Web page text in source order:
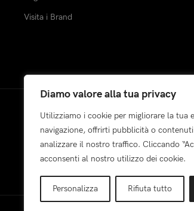
Diamo valore alla tua privacy
Utilizziamo i cookie per migliorare la tua
navigazione, offrirti pubblicità o
analizzare il nostro traffico. Cliccando
acconsenti al nostro utilizzo dei cookie.
Personalizza Rifiuta tutto
Visita i Brand
Pagamenti: